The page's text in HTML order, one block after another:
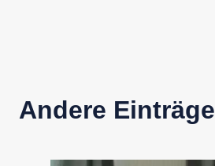
Andere Einträge